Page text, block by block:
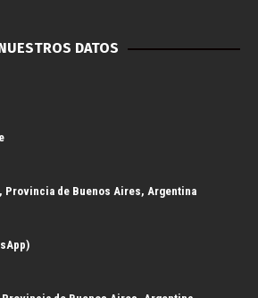
DATOS
Provincia de Buenos Aires, Argentina